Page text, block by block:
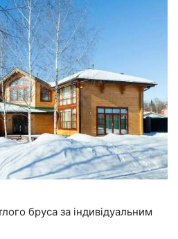
бруса за індивідуальним